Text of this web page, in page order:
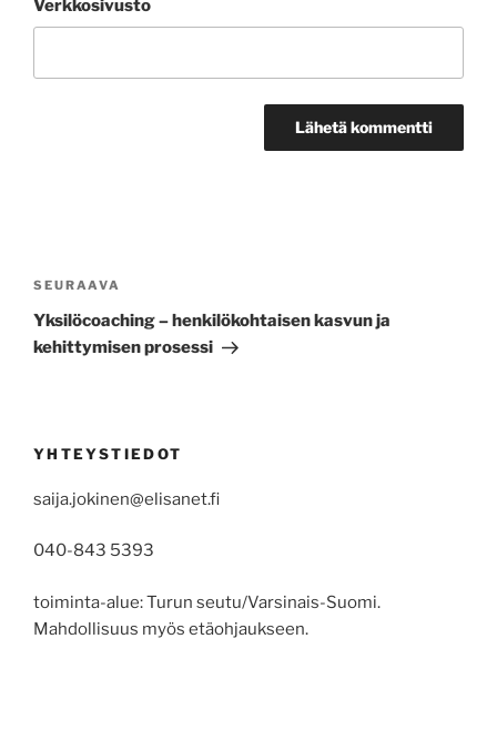
Verkkosivusto
selaus
Seuraava
artikkeli
SEURAAVA
Yksilöcoaching – henkilökohtaisen kasvun ja
kehittymisen prosessi
YHTEYSTIEDOT
saija.jokinen@elisanet.fi
040-843 5393
toiminta-alue: Turun seutu/Varsinais-Suomi.
Mahdollisuus myös etäohjaukseen.